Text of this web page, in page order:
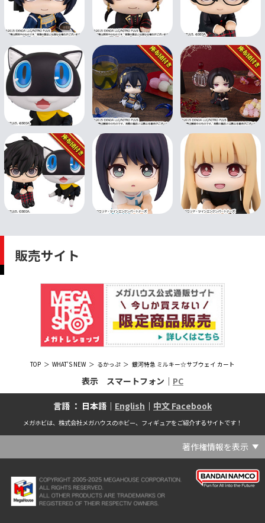
販売サイト
TOP WHAT'S NEW るかっぷ 銀河特急 ミルキー☆サブウェイ カート
表示 スマートフォン｜ PC
言語 ： 日本語｜ English ｜ 中文 Facebook
メガホビは、株式会社メガハウスのホビー、フィギュアをご紹介するサイトです！
著作権情報を表示